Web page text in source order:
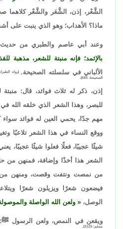
الشَّعْر، إذن، الشَّعَر والشَّعْر كلاهما
ماذا؟ الأهداب؛ وهو الذي ينبت على
وعند أبي عاصم والطبري من
بالإثمد؛ فإنه منبتة للشعر، مذهبة
الألباني في سلسلته الصحيحة.
الصحيحة: 665].
إذن، ذكر له ثلاث فوائد، قال:
للبصر، وهذا الشعر الذي خلقه الله
مهم جدًا، يحمي العين له فوائد
ووقع النساء في هذا الشعر تلاعبًا
شيئًا عجيبًا، فعلًا فعلوا شيئًا عجيبًا،
الشعر هذا أخذًا وإضافة، فمنهن من
من نمصت ونتفت وقصت، ومنهن من
فيضعون شعرًا ويزيلون شعرًا
الوصل،
ولعن الله الواصلة
ويقعن في النمص، ولعن الرسول ﷺ:
مسلم: 2125].